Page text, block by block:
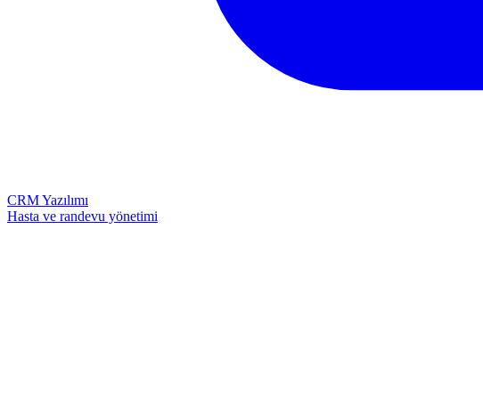
CRM Yazılımı
Hasta ve randevu yönetimi